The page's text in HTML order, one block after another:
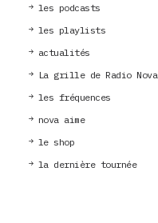
les podcasts
les playlists
actualités
La grille de Radio Nova
les fréquences
nova aime
le shop
la dernière tournée